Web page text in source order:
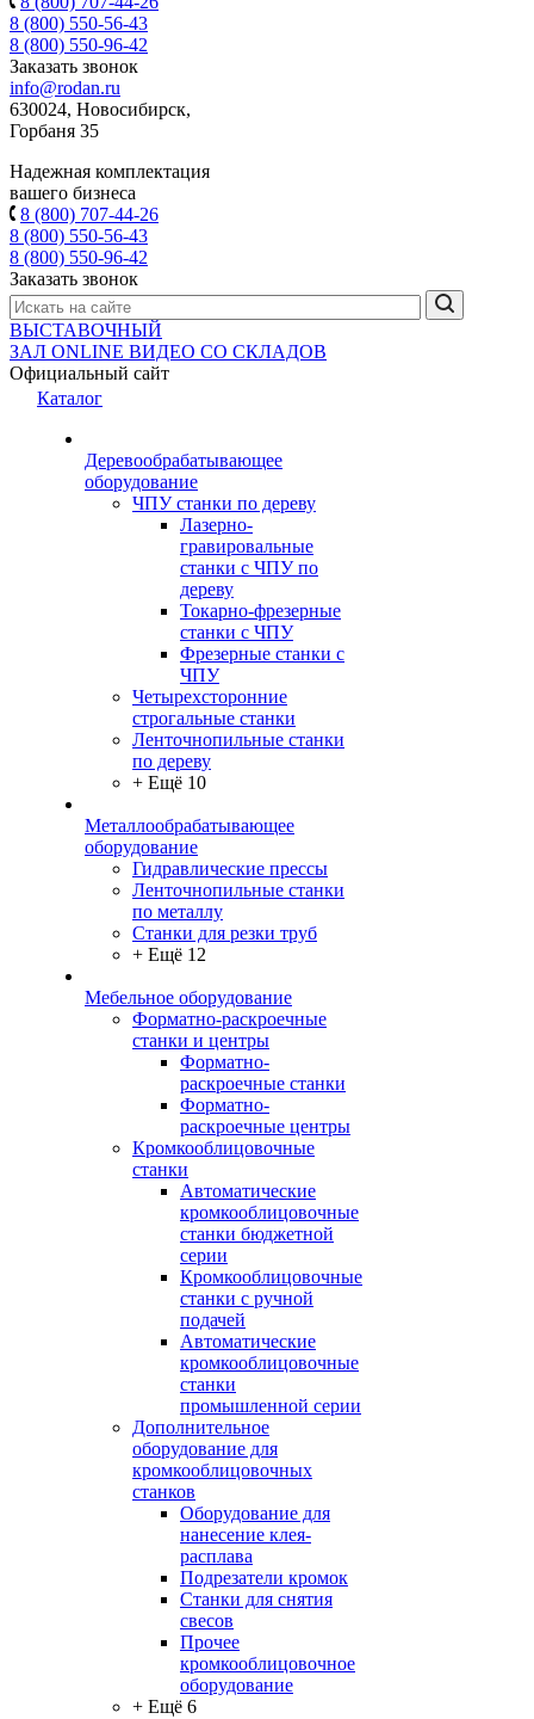
8 (800) 550-56-43
8 (800) 550-96-42
Заказать звонок
info@rodan.ru
630024, Новосибирск,
Горбаня 35
Надежная комплектация
вашего бизнеса
8 (800) 707-44-26
8 (800) 550-56-43
8 (800) 550-96-42
Заказать звонок
ВЫСТАВОЧНЫЙ
ЗАЛ ONLINE ВИДЕО СО СКЛАДОВ
Официальный сайт
Каталог
Деревообрабатывающее
оборудование
ЧПУ станки по дереву
Лазерно-
гравировальные
станки с ЧПУ по
дереву
Токарно-фрезерные
станки с ЧПУ
Фрезерные станки с
ЧПУ
Четырехсторонние
строгальные станки
Ленточнопильные станки
по дереву
+ Ещё 10
Металлообрабатывающее
оборудование
Гидравлические прессы
Ленточнопильные станки
по металлу
Станки для резки труб
+ Ещё 12
Мебельное оборудование
Форматно-раскроечные
станки и центры
Форматно-
раскроечные станки
Форматно-
раскроечные центры
Кромкооблицовочные
станки
Автоматические
кромкооблицовочные
станки бюджетной
серии
Кромкооблицовочные
станки с ручной
подачей
Автоматические
кромкооблицовочные
станки
промышленной серии
Дополнительное
оборудование для
кромкооблицовочных
станков
Оборудование для
нанесение клея-
расплава
Подрезатели кромок
Станки для снятия
свесов
Прочее
кромкооблицовочное
оборудование
+ Ещё 6